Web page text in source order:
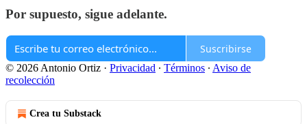
Por supuesto, sigue adelante.
Suscribirse
© 2026 Antonio Ortiz · Privacidad ∙ Términos ∙ Aviso de
recolección
Crea tu Substack